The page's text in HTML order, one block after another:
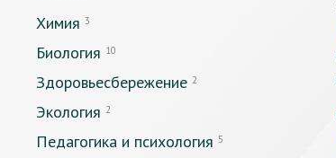
Химия 3
Биология 10
Здоровьесбережение 2
Экология 2
Педагогика и психология 5